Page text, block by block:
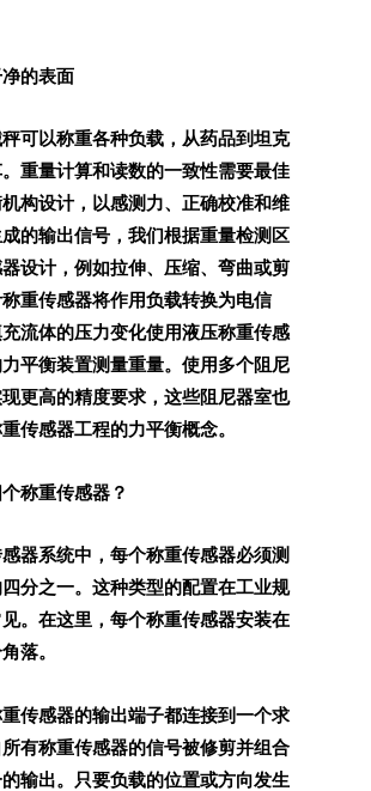
的表面
可以称重各种负载，从药品到坦克
重量计算和读数的一致性需要最佳
构设计，以感测力、正确校准和维
的输出信号，我们根据重量检测区
设计，例如拉伸、压缩、弯曲或剪
重传感器将作用负载转换为电信
流体的压力变化使用液压称重传感
平衡装置测量重量。使用多个阻尼
更高的精度要求，这些阻尼器室也
传感器工程的力平衡概念。
称重传感器？
器系统中，每个称重传感器必须测
分之一。这种类型的配置在工业规
。在这里，每个称重传感器安装在
落。
传感器的输出端子都连接到一个求
有称重传感器的信号被修剪并组合
输出。只要负载的位置或方向发生